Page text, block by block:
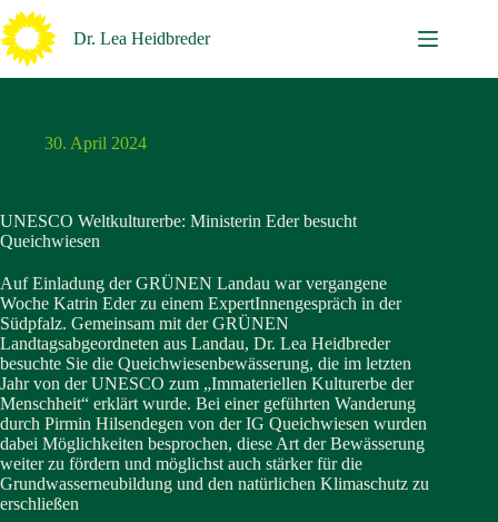
Zum
Inhalt
springen
Dr. Lea Heidbreder
30. April 2024
UNESCO Weltkulturerbe: Ministerin Eder besucht
Queichwiesen
Auf Einladung der GRÜNEN Landau war vergangene
Woche Katrin Eder zu einem ExpertInnengespräch in der
Südpfalz. Gemeinsam mit der GRÜNEN
Landtagsabgeordneten aus Landau, Dr. Lea Heidbreder
besuchte Sie die Queichwiesenbewässerung, die im letzten
Jahr von der UNESCO zum „Immateriellen Kulturerbe der
Menschheit“ erklärt wurde. Bei einer geführten Wanderung
durch Pirmin Hilsendegen von der IG Queichwiesen wurden
dabei Möglichkeiten besprochen, diese Art der Bewässerung
weiter zu fördern und möglichst auch stärker für die
Grundwasserneubildung und den natürlichen Klimaschutz zu
erschließen